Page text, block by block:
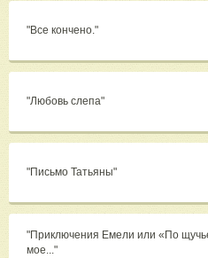
"Все кончено."
"Любовь слепа"
"Письмо Татьяны"
"Приключения Емели или «По
мое..."